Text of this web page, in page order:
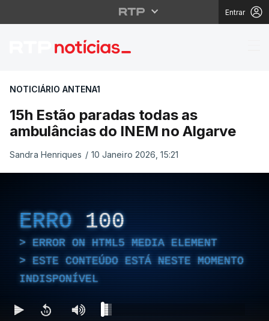
Entrar
15h Estão paradas
NOTICIÁRIO ANTENA1
15h Estão paradas todas as
ambulâncias do INEM no Algarve
Sandra Henriques / 10 Janeiro 2026, 15:21
ERRO 100
ERROR ON HTML5 MEDIA ELEMENT
ESTE CONTEÚDO ESTÁ NESTE MOMENTO
INDISPONÍVEL